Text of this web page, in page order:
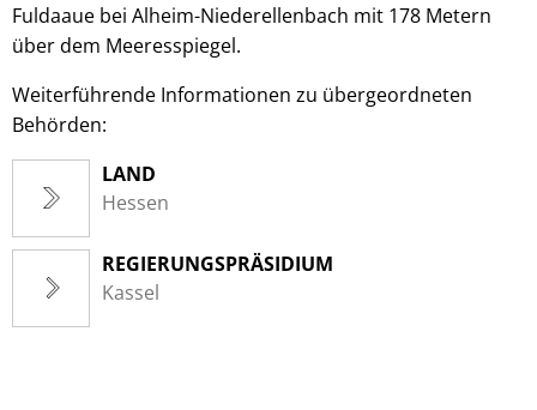
Fuldaaue bei Alheim-Niederellenbach mit 178 Metern
über dem Meeresspiegel.
Weiterführende Informationen zu übergeordneten
Behörden:
LAND
Hessen
REGIERUNGSPRÄSIDIUM
Kassel